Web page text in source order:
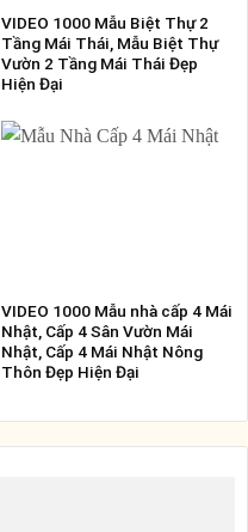
VIDEO 1000 Mẫu Biệt Thự 2
Tầng Mái Thái, Mẫu Biệt Thự
Vườn 2 Tầng Mái Thái Đẹp
Hiện Đại
VIDEO 1000 Mẫu nhà cấp 4 Mái
Nhật, Cấp 4 Sân Vườn Mái
Nhật, Cấp 4 Mái Nhật Nông
Thôn Đẹp Hiện Đại